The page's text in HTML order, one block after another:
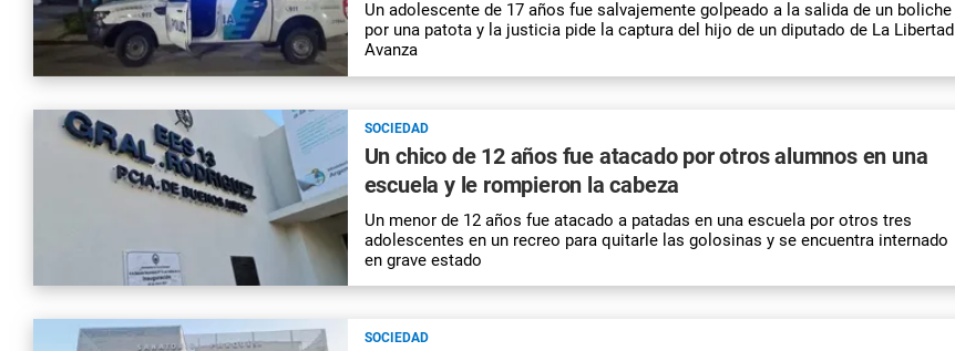
Un adolescente de 17 años fue salvajemente golpeado a la salida de un boliche
por una patota y la justicia pide la captura del hijo de un diputado de La Libertad
Avanza
SOCIEDAD
Un chico de 12 años fue atacado por otros alumnos en una
escuela y le rompieron la cabeza
Un menor de 12 años fue atacado a patadas en una escuela por otros tres
adolescentes en un recreo para quitarle las golosinas y se encuentra internado
en grave estado
SOCIEDAD